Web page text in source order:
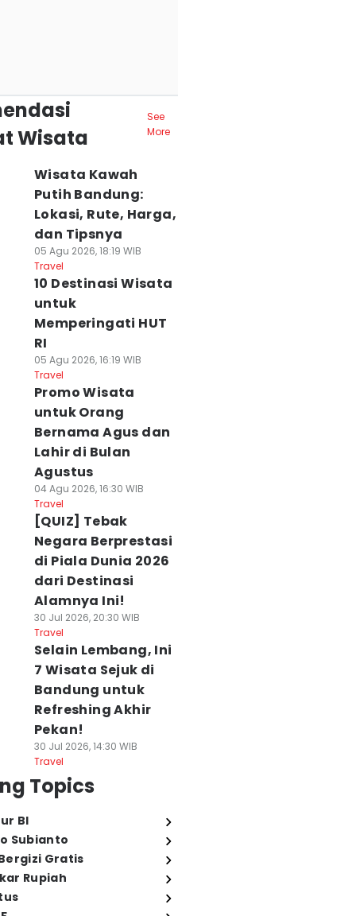
Wisata
See
More
Wisata Kawah
Putih Bandung:
Lokasi, Rute, Harga,
dan Tipsnya
05 Agu 2026, 18:19 WIB
Travel
10 Destinasi Wisata
untuk
Memperingati HUT
RI
05 Agu 2026, 16:19 WIB
Travel
Promo Wisata
untuk Orang
Bernama Agus dan
Lahir di Bulan
Agustus
04 Agu 2026, 16:30 WIB
Travel
[QUIZ] Tebak
Negara Berprestasi
di Piala Dunia 2026
dari Destinasi
Alamnya Ini!
30 Jul 2026, 20:30 WIB
Travel
Selain Lembang, Ini
7 Wisata Sejuk di
Bandung untuk
Refreshing Akhir
Pekan!
30 Jul 2026, 14:30 WIB
Travel
Topics
BI
Subianto
Gratis
Rupiah